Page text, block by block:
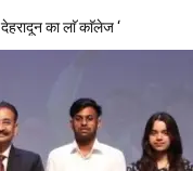
का लाॅ काॅलेज ‘